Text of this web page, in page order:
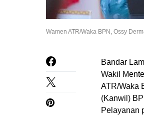
Wamen ATR/Waka BPN, Ossy
Bandar
Wakil
ATR/Waka
(Kanwil)
Pelayanan